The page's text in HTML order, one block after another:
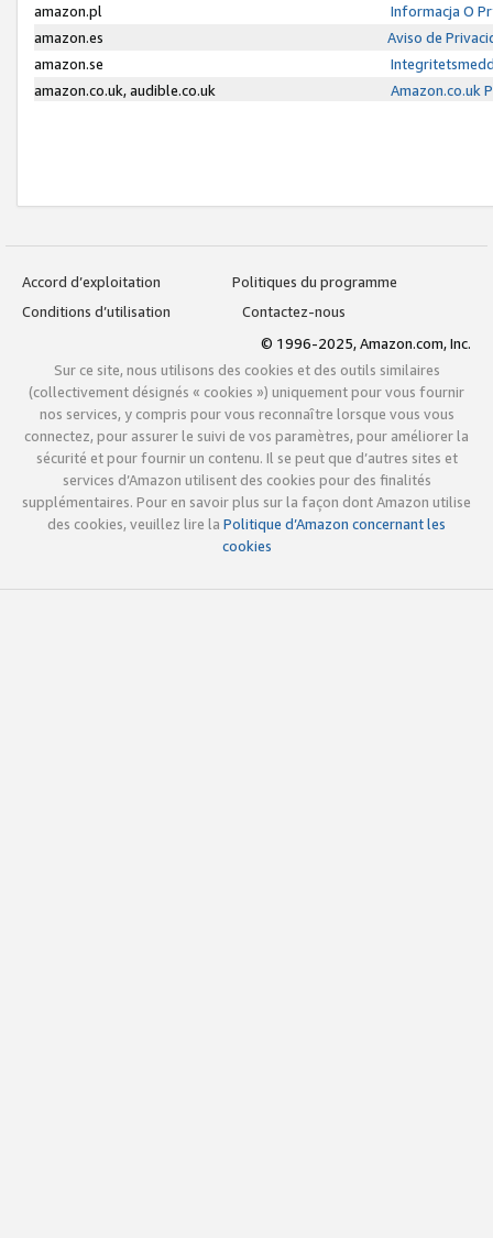
amazon.pl
Informacja O
amazon.es
Aviso de
amazon.se
amazon.co.uk, audible.co.uk
Amazon.co.uk
Accord d’exploitation
Politiques du programme
Conditions d’utilisation
Contactez-nous
© 1996-2025, Amazon.com, Inc.
Sur ce site, nous utilisons des cookies et des outils similaires
(collectivement désignés « cookies ») uniquement pour vous fournir
nos services, y compris pour vous reconnaître lorsque vous vous
connectez, pour assurer le suivi de vos paramètres, pour améliorer la
sécurité et pour fournir un contenu. Il se peut que d’autres sites et
services d’Amazon utilisent des cookies pour des finalités
supplémentaires. Pour en savoir plus sur la façon dont Amazon utilise
des cookies, veuillez lire la Politique d’Amazon concernant les
cookies